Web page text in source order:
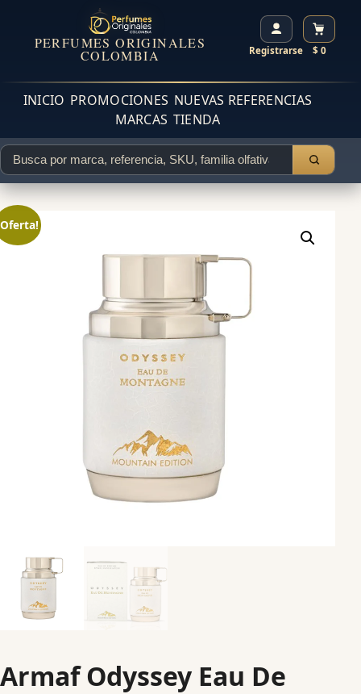
PERFUMES ORIGINALES
COLOMBIA Registrarse $ 0
INICIO PROMOCIONES NUEVAS REFERENCIAS
MARCAS TIENDA
Armaf Odyssey Eau De